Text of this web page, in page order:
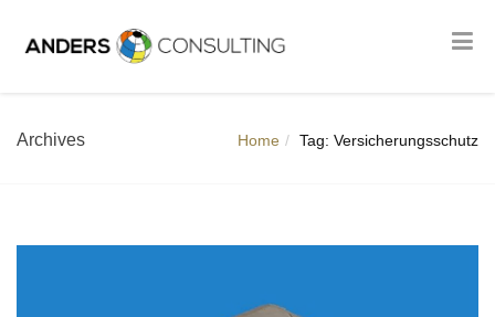
Archives Home Tag: Versicherungsschutz